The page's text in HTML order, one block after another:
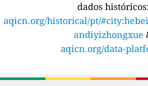
dados históricos:
aqicn.org/historical/pt/
andiyizhongxue
aqicn.org/data-